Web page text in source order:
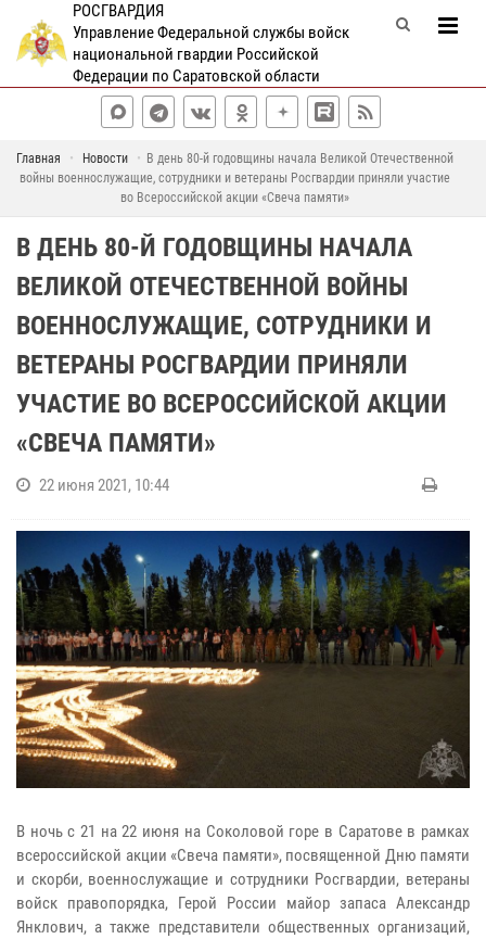
РОСГВАРДИЯ
Управление Федеральной службы войск
национальной гвардии Российской
Федерации по Саратовской области
Главная Новости
В день 80-й годовщины начала Великой Отечественной
войны военнослужащие, сотрудники и ветераны Росгвардии приняли участие
во Всероссийской акции «Свеча памяти»
В ДЕНЬ 80-Й ГОДОВЩИНЫ НАЧАЛА
ВЕЛИКОЙ ОТЕЧЕСТВЕННОЙ ВОЙНЫ
ВОЕННОСЛУЖАЩИЕ, СОТРУДНИКИ И
ВЕТЕРАНЫ РОСГВАРДИИ ПРИНЯЛИ
УЧАСТИЕ ВО ВСЕРОССИЙСКОЙ АКЦИИ
«СВЕЧА ПАМЯТИ»
22 июня 2021, 10:44
В ночь с 21 на 22 июня на Соколовой горе в Саратове в рамках
всероссийской акции «Свеча памяти», посвященной Дню памяти
и скорби, военнослужащие и сотрудники Росгвардии, ветераны
войск правопорядка, Герой России майор запаса Александр
Янклович, а также представители общественных организаций,